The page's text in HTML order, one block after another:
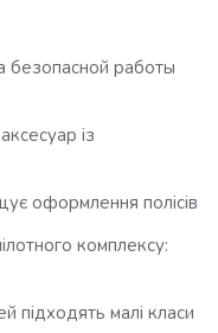
безопасной работы
із
оформлення полісів
комплексу:
підходять малі класи